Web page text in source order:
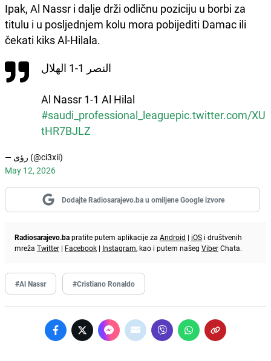
Ipak, Al Nassr i dalje drži odličnu poziciju u borbi za
titulu i u posljednjem kolu mora pobijediti Damac ili
čekati kiks Al-Hilala.
النصر 1-1 الهلال
Al Nassr 1-1 Al Hilal
#saudi_professional_leaguepic.twitter.com/XU
tHR7BJLZ
— رؤى (@ci3xii)
May 12, 2026
Dodajte Radiosarajevo.ba u omiljene Google izvore
Radiosarajevo.bapratite putem aplikacije za Android | iOS i društvenih
mreža Twitter | Facebook | Instagram, kao i putem našeg ViberChata.
#Al Nassr #Cristiano Ronaldo